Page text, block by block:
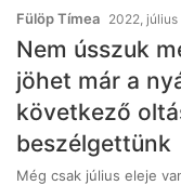
Fülöp Tímea 2022,
Nem ússzuk
jöhet már a
következő
beszélgettünk
Még csak július eleje